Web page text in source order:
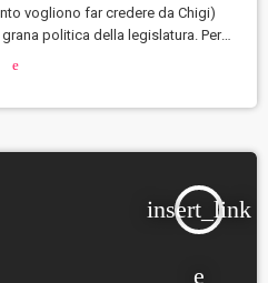
vogliono far credere da Chigi)
politica della legislatura. Per
della sua coalizione che aveva
così Matteo Renzi in una intervista
insert_link